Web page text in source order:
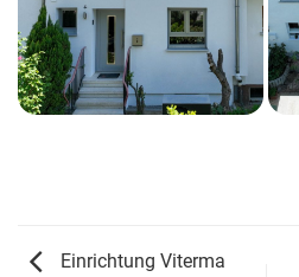
Einrichtung Viterma